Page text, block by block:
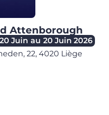
Attenborough
20 Juin au 20 Juin 2026
de Liège,
22, 4020 Liège